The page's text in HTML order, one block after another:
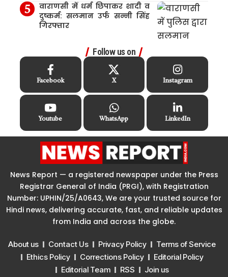
वाराणसी में धर्म छिपाकर शादी व
दुष्कर्म: सलमान उर्फ सन्नी सिंह
गिरफ्तार
Follow us on
Facebook X Instagram
Youtube WhatsApp LinkedIn
News Report — a registered newspaper under the Press
Registrar General of India (PRGI), with Registration
Number: UPHIN/25/A0643, We are your trusted source for
Hindi news, delivering accurate, fast, and reliable updates
from India and across the globe.
About us Contact Us Privacy Policy
Terms of Service
Ethics Policy
Corrections Policy
Editorial Policy
Editorial Team
RSS Join us